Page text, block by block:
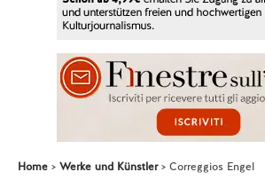
Home Werke und Künstler Correggios Engel